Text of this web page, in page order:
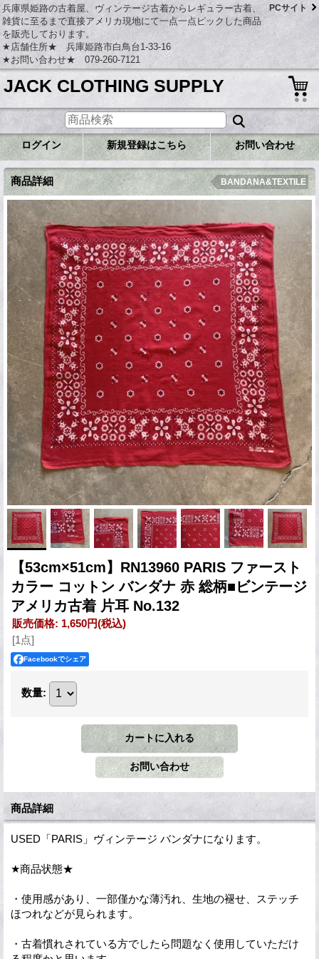
兵庫県姫路の古着屋、ヴィンテージ古着からレギュラー古着、
雑貨に至るまで直接アメリカ現地にて一点一点ピックした商品
を販売しております。
★店舗住所★ 兵庫姫路市白鳥台1-33-16
★お問い合わせ★ 079-260-7121
PCサイト
JACK CLOTHING SUPPLY
ログイン 新規登録はこちら お問い合わせ
商品詳細 BANDANA&TEXTILE
【53cm×51cm】RN13960 PARIS ファースト
カラー コットン バンダナ 赤 総柄■ビンテージ
アメリカ古着 片耳 No.132
販売価格: 1,650円(税込)
[1点]
Facebookでシェア
数量:
商品詳細
USED「PARIS」ヴィンテージ バンダナになります。
★商品状態★
・使用感があり、一部僅かな薄汚れ、生地の褪せ、ステッチ
ほつれなどが見られます。
・古着慣れされている方でしたら問題なく使用していただけ